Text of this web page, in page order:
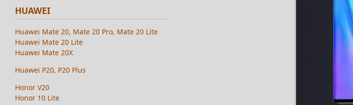
HUAWEI
Huawei Mate 20, Mate 20 Pro, Mate 20 Lite
Huawei Mate 20 Lite
Huawei Mate 20X
Huawei P20, P20 Plus
Honor V20
Honor 10 Lite